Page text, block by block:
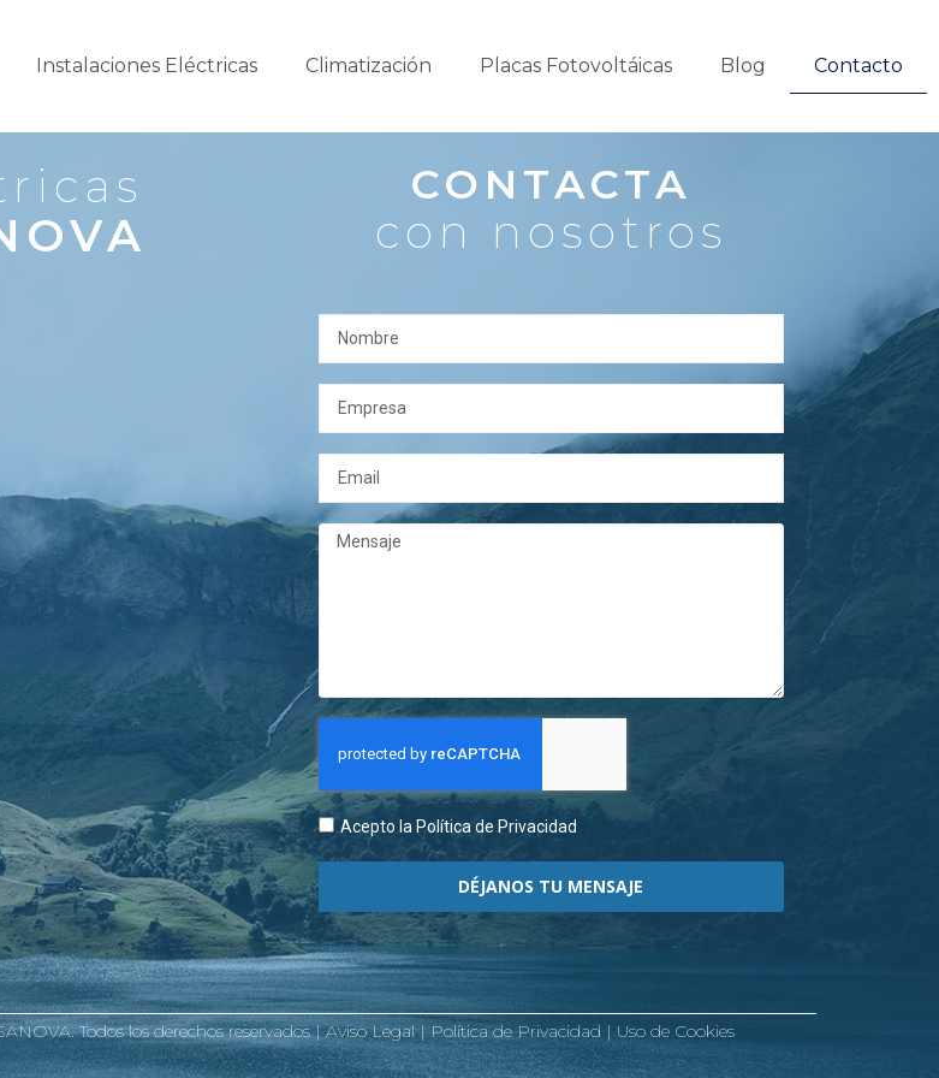
Instalaciones Eléctricas Climatización Placas Fotovoltáicas Blog Contacto
CONTACTA
con nosotros
Acepto la Política de Privacidad
DÉJANOS TU MENSAJE
Todos los derechos reservados |Aviso Legal|Política de Privacidad | Uso de Cookies